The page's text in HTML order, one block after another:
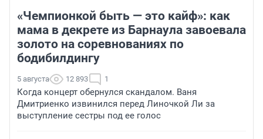
«Чемпионкой быть — это кайф»: как
мама в декрете из Барнаула завоевала
золото на соревнованиях по
бодибилдингу
5 августа 12 893 1
Когда концерт обернулся скандалом. Ваня
Дмитриенко извинился перед Линочкой Ли за
выступление сестры под ее голос